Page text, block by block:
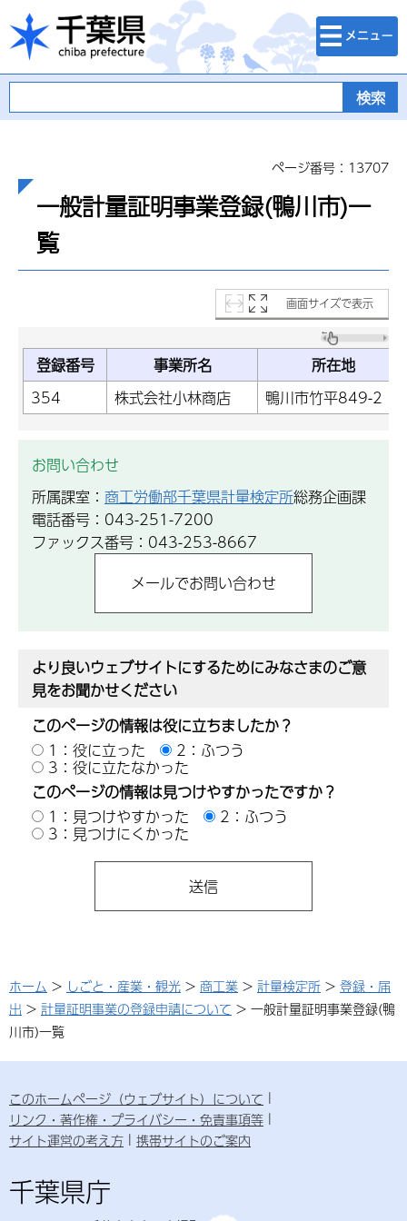
千葉県
検索・メニュ
ー
ページ番号：13707
一般計量証明事業登録(鴨川市)一
覧
画面サイズで表示
登録番号 事業所名
所在地
354
株式会社小林商店 鴨川市竹平849-2
お問い合わせ
所属課室： 商工労働部千葉県計量検定所総務企画課
電話番号：043-251-7200
ファックス番号：043-253-8667
より良いウェブサイトにするためにみなさまのご意
見をお聞かせください
このページの情報は役に立ちましたか？
1：役に立った
2：ふつう
3：役に立たなかった
このページの情報は見つけやすかったですか？
1：見つけやすかった
2：ふつう
3：見つけにくかった
ホーム > しごと・産業・観光 > 商工業 > 計量検定所 > 登録・届
出 > 計量証明事業の登録申請について > 一般計量証明事業登録(鴨
川市)一覧
このホームページ（ウェブサイト）について
リンク・著作権・プライバシー・免責事項等
サイト運営の考え方
携帯サイトのご案内
千葉県庁